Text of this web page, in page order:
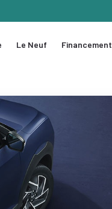
Le Neuf Financement